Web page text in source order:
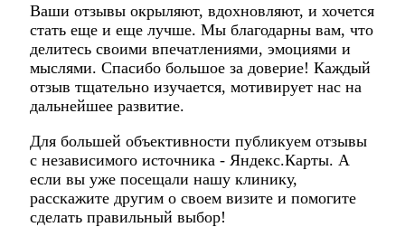
Ваши отзывы окрыляют, вдохновляют, и хочется
стать еще и еще лучше. Мы благодарны вам, что
делитесь своими впечатлениями, эмоциями и
мыслями. Спасибо большое за доверие! Каждый
отзыв тщательно изучается, мотивирует нас на
дальнейшее развитие.
Для большей объективности публикуем отзывы
с независимого источника - Яндекс.Карты. А
если вы уже посещали нашу клинику,
расскажите другим о своем визите и помогите
сделать правильный выбор!